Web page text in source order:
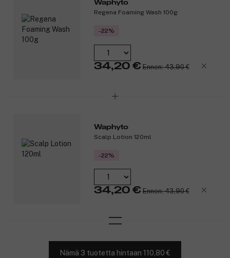
Waphyto
Regena Foaming Wash 100g
-22%
34,20 € Ennen: 43,90 €
Waphyto
Scalp Lotion 120ml
-22%
34,20 € Ennen: 43,90 €
Nämä 3 tuotetta hintaan 110,80 €